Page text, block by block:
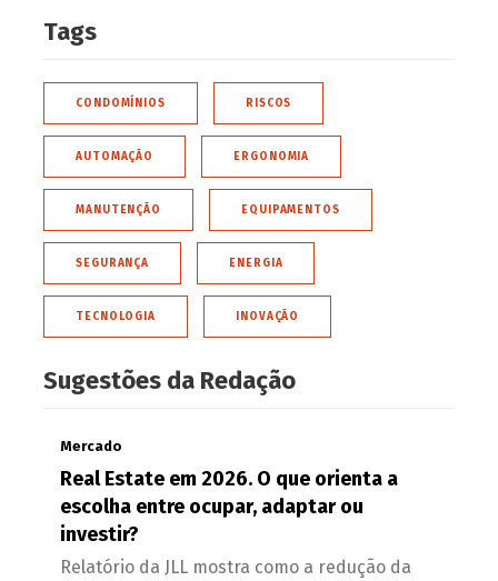
Tags
CONDOMÍNIOS RISCOS
AUTOMAÇÃO ERGONOMIA
MANUTENÇÃO EQUIPAMENTOS
SEGURANÇA ENERGIA
TECNOLOGIA INOVAÇÃO
Sugestões da Redação
Mercado
Real Estate em 2026. O que orienta a
escolha entre ocupar, adaptar ou
investir?
Relatório da JLL mostra como a redução da